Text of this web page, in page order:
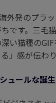
外発のプラ
です。三毛
い猫種の
」感が伝わり
ュールな誕